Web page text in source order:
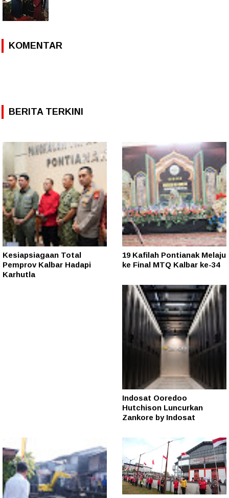
KOMENTAR
BERITA TERKINI
Kesiapsiagaan Total
Pemprov Kalbar Hadapi
Karhutla
19 Kafilah Pontianak Melaju
ke Final MTQ Kalbar ke-34
Indosat Ooredoo
Hutchison Luncurkan
Zankore by Indosat